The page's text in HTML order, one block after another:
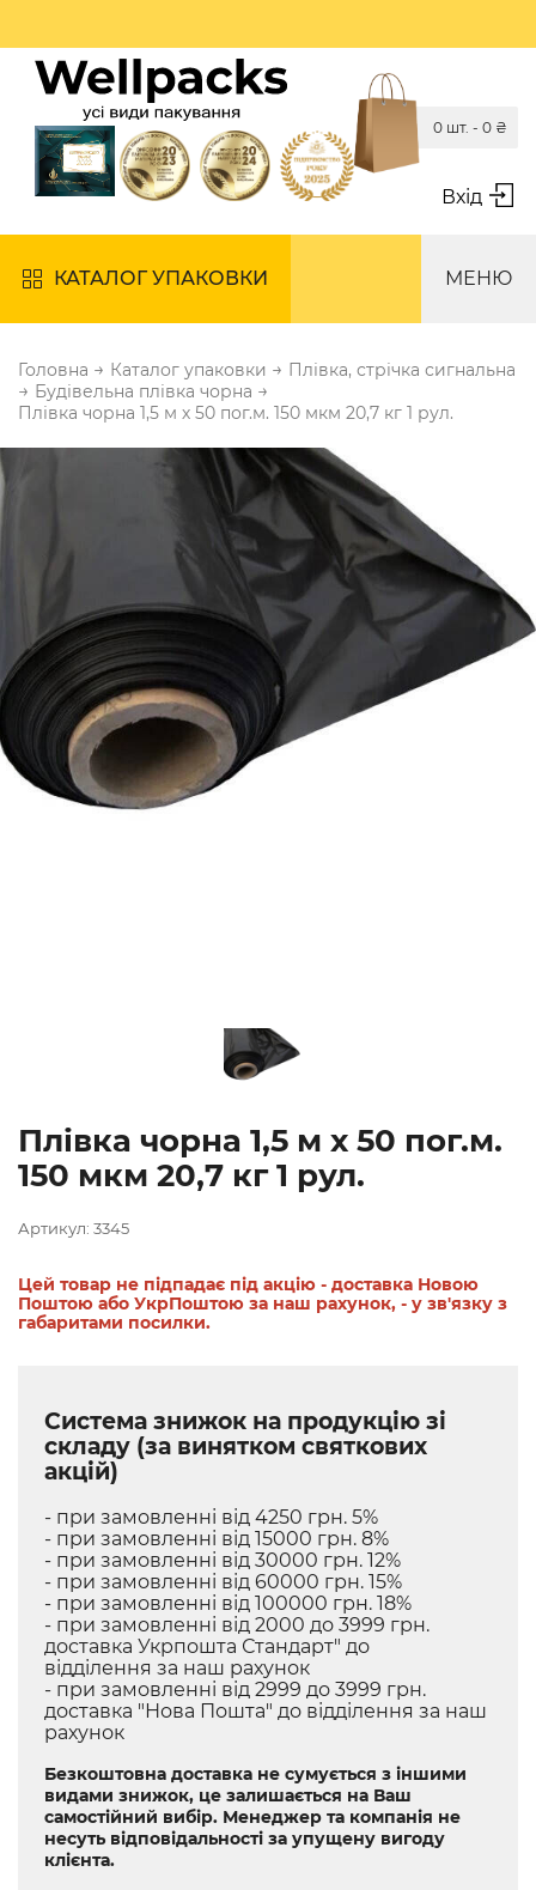
Вхід
0 шт. - 0 ₴
КАТАЛОГ УПАКОВКИ МЕНЮ
Головна → Каталог упаковки → Плівка, стрічка сигнальна
→ Будівельна плівка чорна →
Плівка чорна 1,5 м х 50 пог.м. 150 мкм 20,7 кг 1 рул.
Плівка чорна 1,5 м х 50 пог.м.
150 мкм 20,7 кг 1 рул.
Артикул: 3345
Цей товар не підпадає під акцію - доставка Новою
Поштою або УкрПоштою за наш рахунок, - у зв'язку з
габаритами посилки.
Система знижок на продукцію зі
складу (за винятком святкових
акцій)
- при замовленні від 4250 грн. 5%
- при замовленні від 15000 грн. 8%
- при замовленні від 30000 грн. 12%
- при замовленні від 60000 грн. 15%
- при замовленні від 100000 грн. 18%
- при замовленні від 2000 до 3999 грн.
доставка Укрпошта Стандарт" до
відділення за наш рахунок
- при замовленні від 2999 до 3999 грн.
доставка "Нова Пошта" до відділення за наш
рахунок
Безкоштовна доставка не сумується з іншими
видами знижок, це залишається на Ваш
самостійний вибір. Менеджер та компанія не
несуть відповідальності за упущену вигоду
клієнта.